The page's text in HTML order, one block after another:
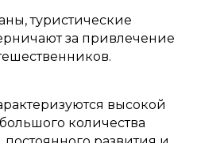
туристические
за привлечение
высокой
количества